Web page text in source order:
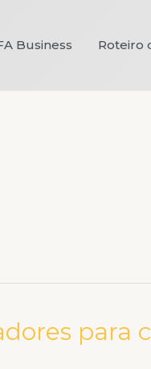
Business Roteiro
para